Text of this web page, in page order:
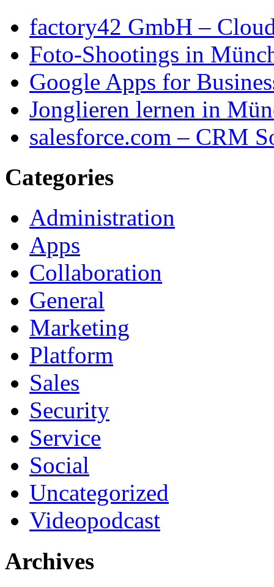
factory42 GmbH –
Foto-Shootings in
Google Apps for
Jonglieren lernen in
salesforce.com – CRM
Categories
Administration
Apps
Collaboration
General
Marketing
Platform
Sales
Security
Service
Social
Uncategorized
Videopodcast
Archives